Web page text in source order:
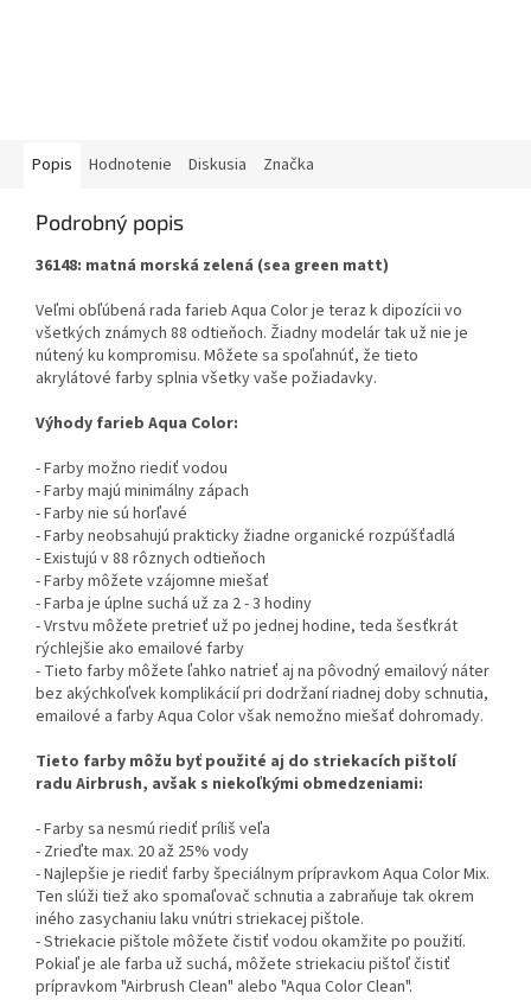
Popis Hodnotenie Diskusia Značka
Podrobný popis
36148: matná morská zelená (sea green matt)
Veľmi obľúbená rada farieb Aqua Color je teraz k dipozícii vo
všetkých známych 88 odtieňoch. Žiadny modelár tak už nie je
nútený ku kompromisu. Môžete sa spoľahnúť, že tieto
akrylátové farby splnia všetky vaše požiadavky.
Výhody farieb Aqua Color:
- Farby možno riediť vodou
- Farby majú minimálny zápach
- Farby nie sú horľavé
- Farby neobsahujú prakticky žiadne organické rozpúšťadlá
- Existujú v 88 rôznych odtieňoch
- Farby môžete vzájomne miešať
- Farba je úplne suchá už za 2 - 3 hodiny
- Vrstvu môžete pretrieť už po jednej hodine, teda šesťkrát
rýchlejšie ako emailové farby
- Tieto farby môžete ľahko natrieť aj na pôvodný emailový náter
bez akýchkoľvek komplikácií pri dodržaní riadnej doby schnutia,
emailové a farby Aqua Color však nemožno miešať dohromady.
Tieto farby môžu byť použité aj do striekacích pištolí
radu Airbrush, avšak s niekoľkými obmedzeniami:
- Farby sa nesmú riediť príliš veľa
- Zrieďte max. 20 až 25% vody
- Najlepšie je riediť farby špeciálnym prípravkom Aqua Color Mix.
Ten slúži tiež ako spomaľovač schnutia a zabraňuje tak okrem
iného zasychaniu laku vnútri striekacej pištole.
- Striekacie pištole môžete čistiť vodou okamžite po použití.
Pokiaľ je ale farba už suchá, môžete striekaciu pištoľ čistiť
prípravkom "Airbrush Clean" alebo "Aqua Color Clean".